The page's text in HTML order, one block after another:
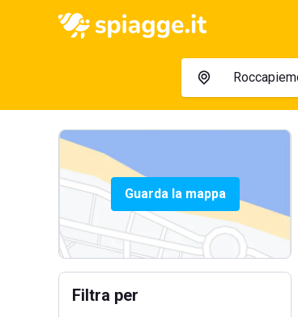
Guarda la mappa
Filtra per